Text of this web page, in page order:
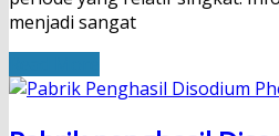
menjadi sangat